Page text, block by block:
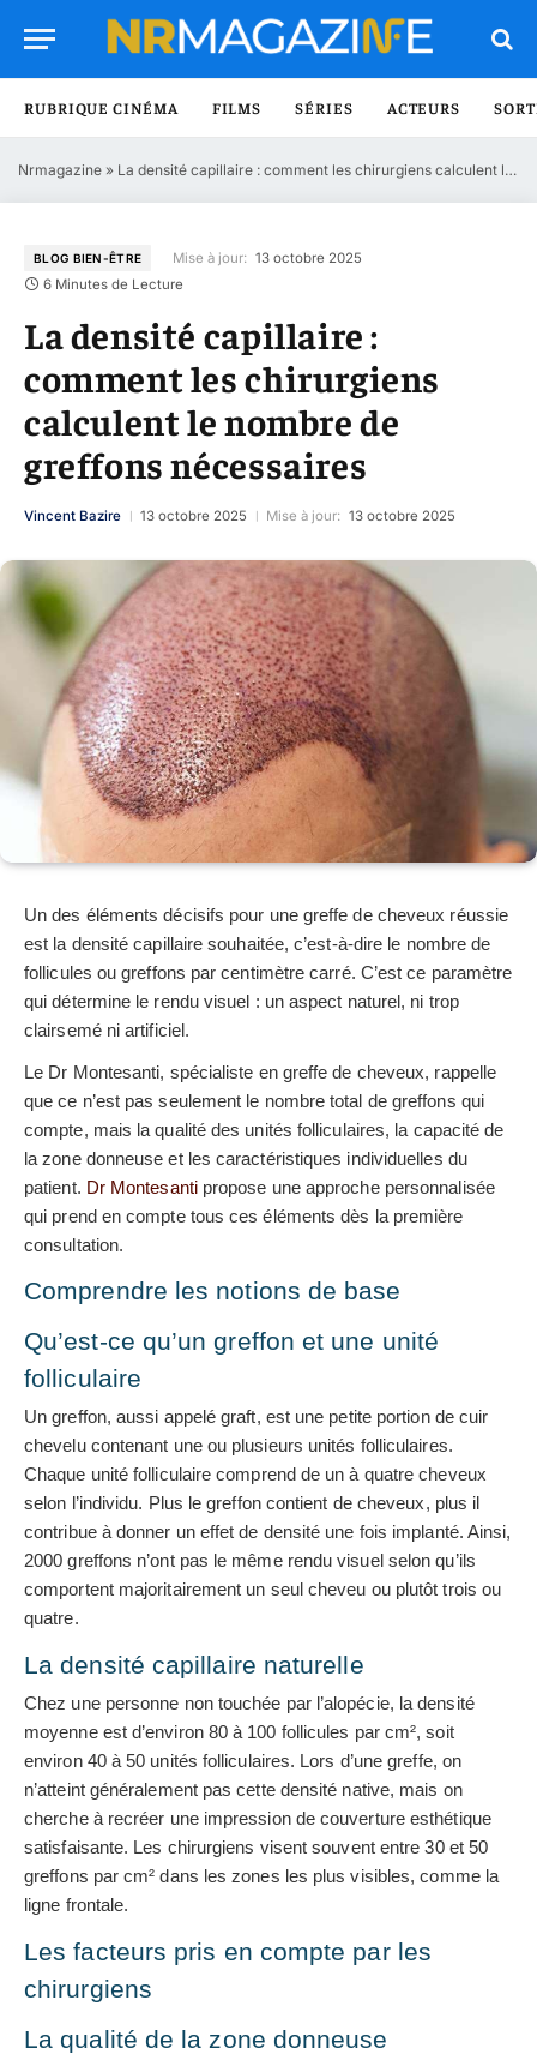
RUBRIQUE CINÉMA FILMS SÉRIES ACTEURS
Nrmagazine » La densité capillaire : comment les chirurgiens calculent le nombre de greffons nécessaires
BLOG BIEN-ÊTRE Mise à jour: 13 octobre 2025
6 Minutes de Lecture
La densité capillaire :
comment les chirurgiens
calculent le nombre de
greffons nécessaires
Vincent Bazire 13 octobre 2025 Mise à jour: 13 octobre 2025
Un des éléments décisifs pour une greffe de cheveux réussie
est la densité capillaire souhaitée, c’est-à-dire le nombre de
follicules ou greffons par centimètre carré. C’est ce paramètre
qui détermine le rendu visuel : un aspect naturel, ni trop
clairsemé ni artificiel.
Le Dr Montesanti, spécialiste en greffe de cheveux, rappelle
que ce n’est pas seulement le nombre total de greffons qui
compte, mais la qualité des unités folliculaires, la capacité de
la zone donneuse et les caractéristiques individuelles du
patient. Dr Montesantipropose une approche personnalisée
qui prend en compte tous ces éléments dès la première
consultation.
Comprendre les notions de base
Qu’est-ce qu’un greffon et une unité
folliculaire
Un greffon, aussi appelé graft, est une petite portion de cuir
chevelu contenant une ou plusieurs unités folliculaires.
Chaque unité folliculaire comprend de un à quatre cheveux
selon l’individu. Plus le greffon contient de cheveux, plus il
contribue à donner un effet de densité une fois implanté. Ainsi,
2000 greffons n’ont pas le même rendu visuel selon qu’ils
comportent majoritairement un seul cheveu ou plutôt trois ou
quatre.
La densité capillaire naturelle
Chez une personne non touchée par l’alopécie, la densité
moyenne est d’environ 80 à 100 follicules par cm², soit
environ 40 à 50 unités folliculaires. Lors d’une greffe, on
n’atteint généralement pas cette densité native, mais on
cherche à recréer une impression de couverture esthétique
satisfaisante. Les chirurgiens visent souvent entre 30 et 50
greffons par cm² dans les zones les plus visibles, comme la
ligne frontale.
Les facteurs pris en compte par les
chirurgiens
La qualité de la zone donneuse